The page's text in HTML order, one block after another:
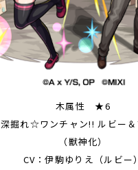
木属性 ★6
深掘れ☆ワンチャン!! ルビー＆
（獣神化）
CV：伊駒ゆりえ（ルビー）